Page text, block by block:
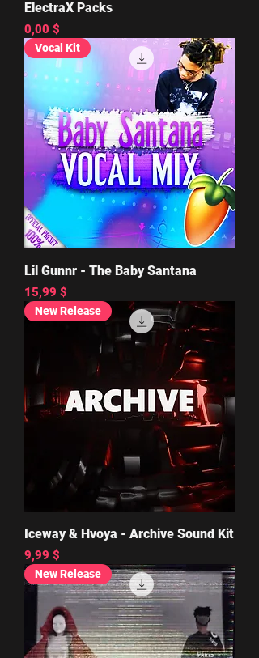
ElectraX Packs
Цена
0,00 $
Vocal Kit
Lil Gunnr - The Baby Santana
Цена
15,99 $
New Release
Iceway & Hvoya - Archive Sound Kit
Цена
9,99 $
New Release